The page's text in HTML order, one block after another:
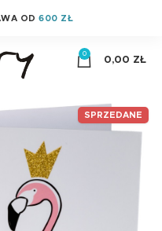
OD600 ZŁ
0
0,00 ZŁ
SPRZEDANE